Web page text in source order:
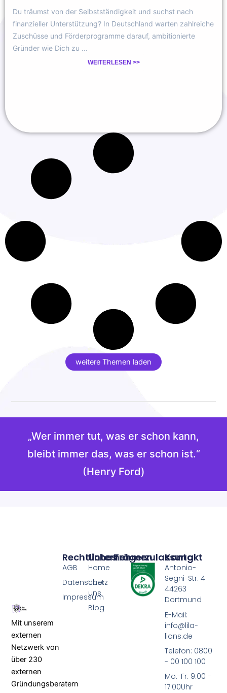
Du träumst von der Selbstständigkeit und suchst nach
finanzieller Unterstützung? In Deutschland warten zahlreiche
Zuschüsse und Förderprogramme darauf, ambitionierte
Gründer wie Dich zu ...
WEITERLESEN >>
weitere Themen laden
„Wer immer tut, was er schon kann,
bleibt immer das, was er schon ist.“
(Henry Ford)
Unternehmen
Home
Über
uns
Blog
Rechtliches
AGB
Datenschutz
Impressum
Kontakt
Antonio-
Segni-Str. 4
44263
Dortmund
E-Mail:
info@lila-
lions.de
Telefon: 0800
- 00 100 100
Mo.-Fr. 9:00 -
17:00Uhr
Trägerzulassung
Mit unserem
externen
Netzwerk von
über 230
externen
Gründungsberatern